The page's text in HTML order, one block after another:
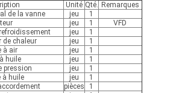
Unité Qté. Remarques
de la vanne jeu
1
jeu 1
VFD
jeu
1
de chaleur jeu
1
à air jeu
1
huile jeu
1
pression jeu
1
à huile jeu
1
pièces
1